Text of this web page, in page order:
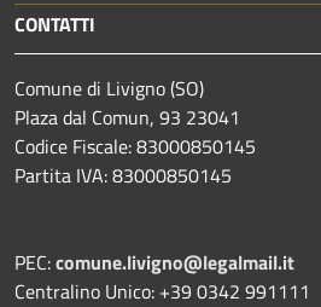
CONTATTI
Comune di Livigno (SO)
Plaza dal Comun, 93 23041
Codice Fiscale: 83000850145
Partita IVA: 83000850145
PEC:comune.livigno@legalmail.it
Centralino Unico: +39 0342 991111